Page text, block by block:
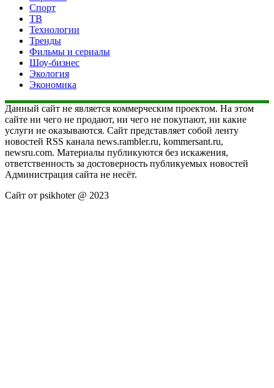
Спорт
ТВ
Технологии
Тренды
Фильмы и сериалы
Шоу-бизнес
Экология
Экономика
Данный сайт не является коммерческим проектом. На этом
сайте ни чего не продают, ни чего не покупают, ни какие
услуги не оказываются. Сайт представляет собой ленту
новостей RSS канала news.rambler.ru, kommersant.ru,
newsru.com. Материалы публикуются без искажения,
ответственность за достоверность публикуемых новостей
Администрация сайта не несёт.
Сайт от psikhoter @ 2023